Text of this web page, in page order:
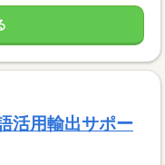
活用輸出サポー